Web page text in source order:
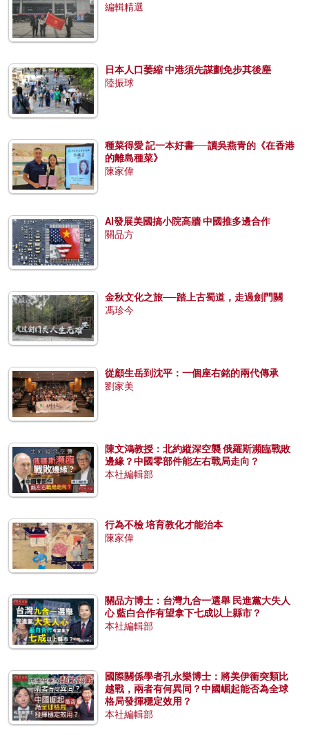
編輯精選
日本人口萎縮 中港須先謀劃免步其後塵
陸振球
種菜得愛 記一本好書──讀吳燕青的《在香港
的離島種菜》
陳家偉
AI發展美國搞小院高牆 中國推多邊合作
關品方
金秋文化之旅──踏上古蜀道，走過劍門關
馮珍今
從顧生岳到沈平：一個座右銘的兩代傳承
劉家美
陳文鴻教授：北約縱深空襲 俄羅斯瀕臨戰敗
邊緣？中國零部件能左右戰局走向？
本社編輯部
行為不檢 培育教化才能治本
陳家偉
關品方博士：台灣九合一選舉 民進黨大失人
心 藍白合作有望拿下七成以上縣市？
本社編輯部
國際關係學者孔永樂博士：將美伊衝突類比
越戰，兩者有何異同？中國崛起能否為全球
格局發揮穩定效用？
本社編輯部